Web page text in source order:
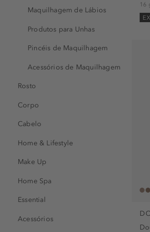
Maquilhagem de Lábios
Produtos para Unhas
Pincéis de Maquilhagem
Acessórios de Maquilhagem
Rosto
Corpo
Cabelo
Home & Lifestyle
Make Up
Home Spa
Essential
Acessórios
16